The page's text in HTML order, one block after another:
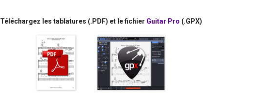
Téléchargez les tablatures (.PDF) et le fichier Guitar Pro (.GPX)